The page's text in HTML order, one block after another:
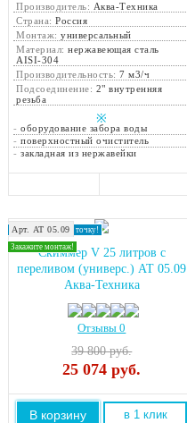
Производитель: Аква-Техника
Страна:Россия
Монтаж:универсальный
Материал:нержавеющая сталь
AISI-304
Производительность:7 м3/ч
Подсоединение: 2" внутренняя
резьба
※
-оборудование забора воды
-поверхностный очиститель
-закладная из нержавейки
Доставка в любую точку!
Закажите монтаж!
Арт. АТ 05.09
Скиммер V 25 литров с
переливом (универс.) АТ 05.09
Аква-Техника
Отзывы 0
39 800 руб.
25 074 руб.
В корзину в 1 клик